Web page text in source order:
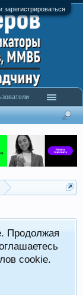
зарегистрироваться
ММВБ
Продолжая
cookie.